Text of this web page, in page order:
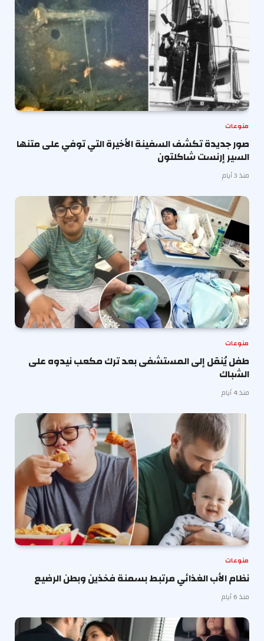
منوعات
صور جديدة تكشف السفينة الأخيرة التي توفي على متنها
السير إرنست شاكلتون
منذ 3 أيام
منوعات
طفل يُنقل إلى المستشفى بعد ترك مكعب نيدوه على
الشباك
منذ 4 أيام
منوعات
نظام الأب الغذائي مرتبط بسمنة فخذين وبطن الرضيع
منذ 6 أيام